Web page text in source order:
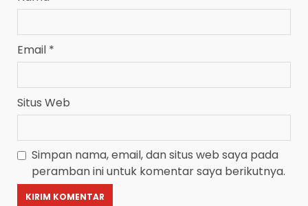
Email *
Situs Web
Simpan nama, email, dan situs web saya pada
peramban ini untuk komentar saya berikutnya.